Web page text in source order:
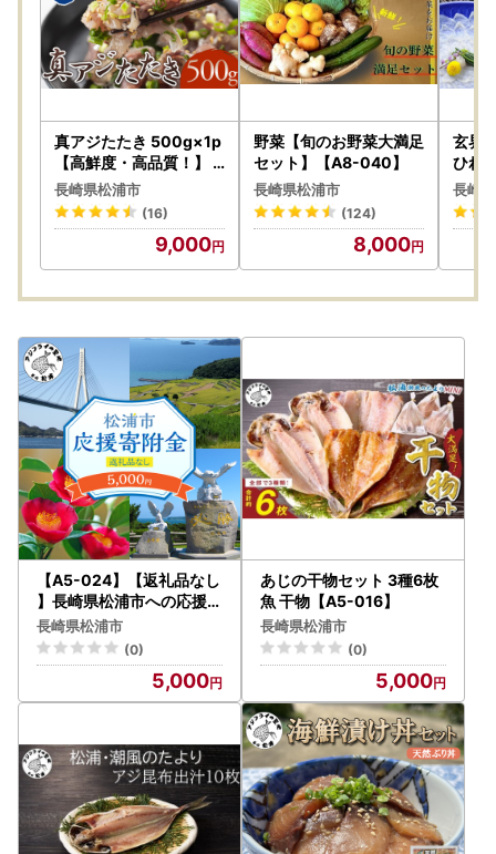
2025年12月25日（木）までにご入金いただいた寄附につい
ては、年内に発送いたします。
2025年12月26日（金）～12月31日（水）のご入金分は、20
26年1月5日（月）から発送いたします。
※※※お申込みいただく前に必ず下記をご確認ください。※※※
■寄附申込について■
寄附者様のご都合による寄附申込のキャンセルや返礼品の変
更等はいたしかねますのであらかじめご了承ください。
▼申込前
したら、備考欄にご入力ください。返礼品によっては、配送
日の指定をできかねる場合がございます。返礼品詳細ページ
をよくご確認の上、お申し込みください。
また、発送予定につきましては、お選びいただく返礼品によ
り異なります。各返礼品詳細ページの「配送」欄に記載して
おりますので、ご確認の上お申し込みください。なお、12月
はお申し込みが集中するため、返礼品のお届けまでにお時間
を要しますことをあらかじめご了承の上お申し込みいただき
ますようお願いいたします。
▼申込後（お届け前）
返礼品の発送時には、ご登録のメールアドレス宛に発送開始
案内のメールをお送りしております。
寄附者様のご都合により返礼品が発送元事業者へ返品された
場合は再送いたしかねますので、お早めにお受け取りいただ
きますようお願いいたします。
また、返礼品のお届け先変更をご希望の方は、下記のお問い
合わせ先までご連絡いただきますようお願いいたします。
なお、返礼品の発送準備中のためご連絡いただくタイミング
により対応いたしかねる場合がございますので、あらかじめ
ご了承ください。
▼お届け後
真アジたたき 500g×1p
【高鮮度・高品質！】
あじ【A9-043】
長崎県松浦市
(16)
9,000
野菜【旬のお野菜大満足
セット】【A8-040】
長崎県松浦市
(124)
8,000
玄界
ひれ
～4
鍋 新
長崎
【A5-024】【返礼品なし
】長崎県松浦市への応援寄
附金(5,000円分)
長崎県松浦市
(0)
5,000
あじの干物セット 3種6枚
魚 干物【A5-016】
長崎県松浦市
(0)
5,000